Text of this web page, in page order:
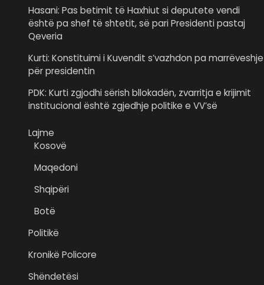
Hasani: Pas betimit të Haxhiut si deputete vendi
është pa shef të shtetit, së pari Presidenti pastaj
Qeveria
Kurti: Konstituimi i Kuvendit s’vazhdon pa marrëveshje
për presidentin
PDK: Kurti zgjodhi sërish bllokadën, zvarritja e krijimit
institucional është zgjedhje politike e VV’së
Lajme
Kosovë
Maqedoni
Shqipëri
Botë
Politikë
Kronikë Policore
Shëndetësi